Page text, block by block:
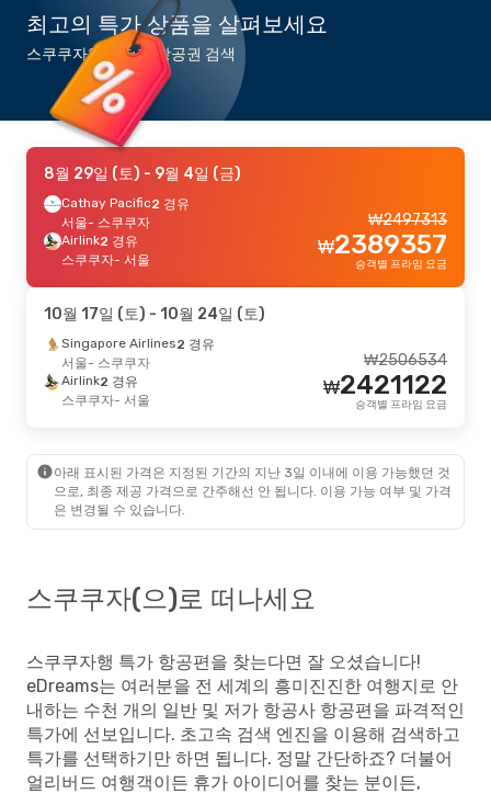
최고의 특가 상품을 살펴보세요
스쿠쿠자행 최저가 항공권 검색
8월 29일 (토) - 9월 4일 (금)
Cathay Pacific2 경유
서울- 스쿠쿠자
Airlink2 경유
스쿠쿠자- 서울
2497313
₩
2389357
₩
승객별 프라임 요금
10월 17일 (토) - 10월 24일 (토)
Singapore Airlines2 경유
서울- 스쿠쿠자
Airlink2 경유
스쿠쿠자- 서울
2506534
₩
2421122
₩
승객별 프라임 요금
아래 표시된 가격은 지정된 기간의 지난 3일 이내에 이용 가능했던 것
으로, 최종 제공 가격으로 간주해선 안 됩니다. 이용 가능 여부 및 가격
은 변경될 수 있습니다.
스쿠쿠자(으)로 떠나세요
스쿠쿠자행 특가 항공편을 찾는다면 잘 오셨습니다!
eDreams는 여러분을 전 세계의 흥미진진한 여행지로 안
내하는 수천 개의 일반 및 저가 항공사 항공편을 파격적인
특가에 선보입니다. 초고속 검색 엔진을 이용해 검색하고
특가를 선택하기만 하면 됩니다. 정말 간단하죠? 더불어
얼리버드 여행객이든 휴가 아이디어를 찾는 분이든,